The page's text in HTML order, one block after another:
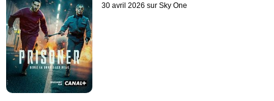
30 avril 2026 sur Sky One